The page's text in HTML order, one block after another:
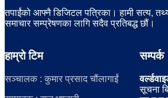
तपाईंको आफ्नै डिजिटल पत्रिका। हामी सत्य, तथ्य
समाचार सम्प्रेषणका लागि सदैव प्रतिबद्ध छौं।
हाम्रो टिम
सञ्चालक : कुमार प्रसाद चौंलागाईं
सम्पर्क
सूचना